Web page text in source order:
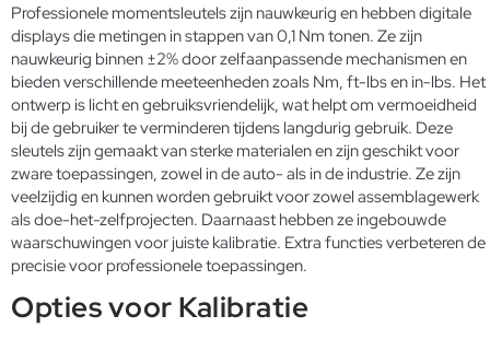
Professionele momentsleutels zijn nauwkeurig en hebben digitale
displays die metingen in stappen van 0,1 Nm tonen. Ze zijn
nauwkeurig binnen ±2% door zelfaanpassende mechanismen en
bieden verschillende meeteenheden zoals Nm, ft-lbs en in-lbs. Het
ontwerp is licht en gebruiksvriendelijk, wat helpt om vermoeidheid
bij de gebruiker te verminderen tijdens langdurig gebruik. Deze
sleutels zijn gemaakt van sterke materialen en zijn geschikt voor
zware toepassingen, zowel in de auto- als in de industrie. Ze zijn
veelzijdig en kunnen worden gebruikt voor zowel assemblagewerk
als doe-het-zelfprojecten. Daarnaast hebben ze ingebouwde
waarschuwingen voor juiste kalibratie. Extra functies verbeteren de
precisie voor professionele toepassingen.
Opties voor Kalibratie